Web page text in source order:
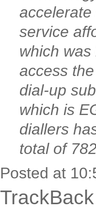
service
which
access
dial-up
which is
diallers
total of
Posted at
TrackBack